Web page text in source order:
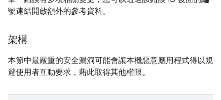
號連結開啟額外的參考資料。
架構
本節中最嚴重的安全漏洞可能會讓本機惡意應用程式得以規
避使用者互動要求，藉此取得其他權限。